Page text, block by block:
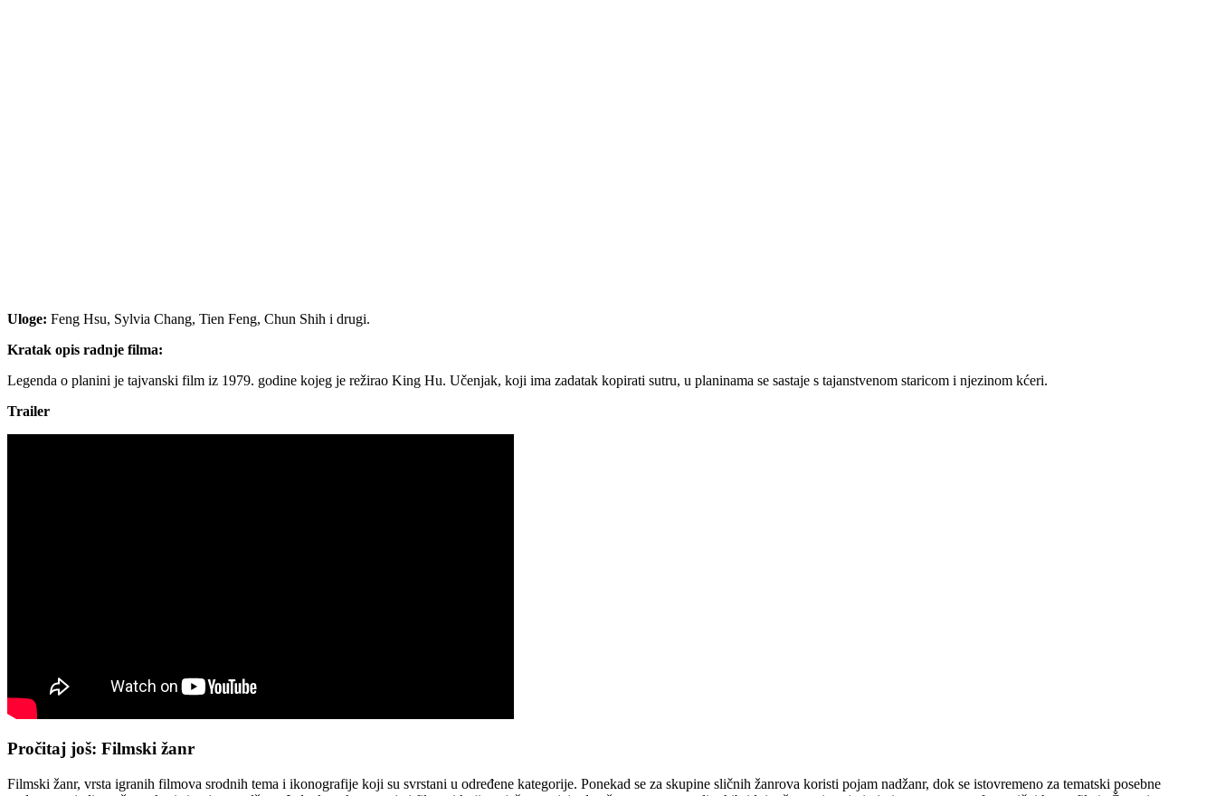
Uloge: Feng Hsu, Sylvia Chang, Tien Feng, Chun Shih i drugi.
Kratak opis radnje filma:
Legenda o planini je tajvanski film iz 1979. godine kojeg je režirao King Hu. Učenjak, koji ima zadatak kopirati sutru, u planinama se sastaje s tajanstvenom staricom i njezinom kćeri.
Trailer
Pročitaj još: Filmski žanr
Filmski žanr, vrsta igranih filmova srodnih tema i ikonografije koji su svrstani u određene kategorije. Ponekad se za skupine sličnih žanrova koristi pojam nadžanr, dok se istovremeno za tematski posebne